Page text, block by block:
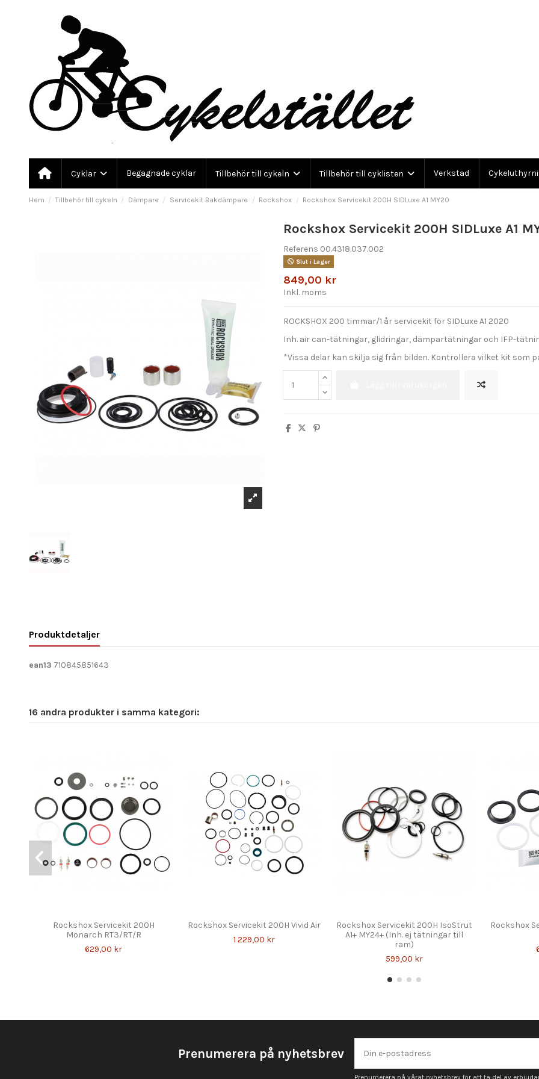
Cyklar Begagnade cyklar Tillbehör till cykeln Tillbehör till cyklisten Verkstad
Hem Tillbehör till cykeln Dämpare Servicekit Bakdämpare Rockshox Rockshox Servicekit 200H SIDLuxe A1 MY20
Rockshox Servicekit 200H SIDLuxe A1
Referens 00.4318.037.002
Slut i Lager
849,00 kr
Inkl. moms
ROCKSHOX 200 timmar/1 år servicekit för SIDLuxe A1 2020
Inh. air can-tätningar, glidringar, dämpartätningar och IFP-
*Vissa delar kan skilja sig från bilden. Kontrollera vilket kit som
Produktdetaljer
ean13 710845851643
16 andra produkter i samma kategori:
Rockshox Servicekit 200H
Monarch RT3/RT/R
629,00 kr
Rockshox Servicekit 200H Vivid Air
1 229,00 kr
Rockshox Servicekit 200H IsoStrut
A1+ MY24+ (Inh. ej tätningar till
ram)
599,00 kr
Rockshox
Prenumerera på nyhetsbrev